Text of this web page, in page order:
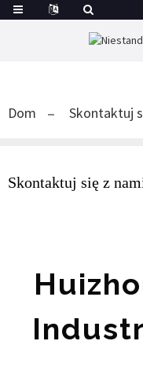
Dom Skontaktuj
Skontaktuj się z